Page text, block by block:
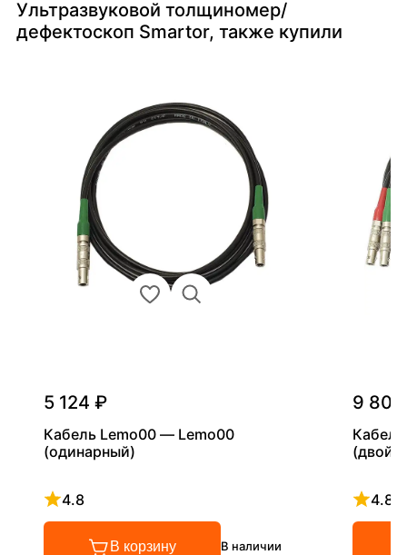
Ультразвуковой толщиномер/
дефектоскоп Smartor, также купили
5 124 ₽
Кабель Lemo00 — Lemo00
(одинарный)
4.8
Рейтинг 4.8 из 5
В корзину В наличии
9
4.8